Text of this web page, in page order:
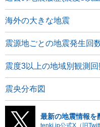
海外の大きな地震
震源地ごとの地震発生回
震度3以上の地域別観測回
震央分布図
最新の地震情報を
tenki.jp公式X（旧